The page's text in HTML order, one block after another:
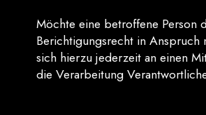
Möchte eine betroffene Person
Berichtigungsrecht in Anspruch
sich hierzu jederzeit an einen
die Verarbeitung